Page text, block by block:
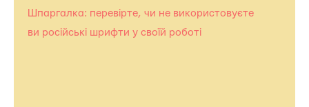
Шпаргалка: перевірте, чи не використовуєте
ви російські шрифти у своїй роботі